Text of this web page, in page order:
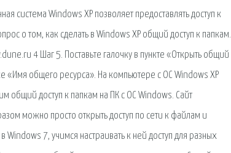
система Windows XP позволяет предоставлять доступ к
о том, как сделать в Windows XP общий доступ к папкам.
4 Шаг 5. Поставьте галочку в пункте «Открыть общий
«Имя общего ресурса». На компьютере с ОС Windows XP
общий доступ к папкам на ПК с ОС Windows. Сайт
можно просто открыть доступ по сети к файлам и
7, учимся настраивать к ней доступ для разных